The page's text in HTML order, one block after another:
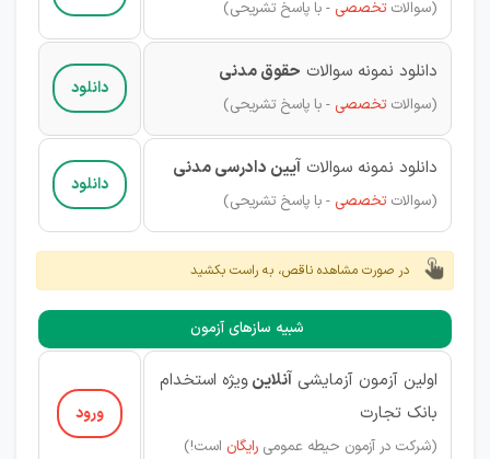
(سوالات تخصصی - با پاسخ تشریحی)
دانلود نمونه سوالات حقوق مدنی
(سوالات تخصصی - با پاسخ تشریحی)
دانلود
دانلود نمونه سوالات آیین دادرسی مدنی
(سوالات تخصصی - با پاسخ تشریحی)
دانلود
در صورت مشاهده ناقص، به راست بکشید
شبیه سازهای آزمون
اولین آزمون آزمایشی آنلاینویژه استخدام
بانک تجارت
(شرکت در آزمون حیطه عمومی رایگان است!)
ورود